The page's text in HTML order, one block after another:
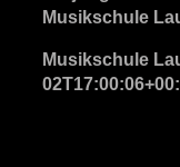
Musikschule
Musikschule